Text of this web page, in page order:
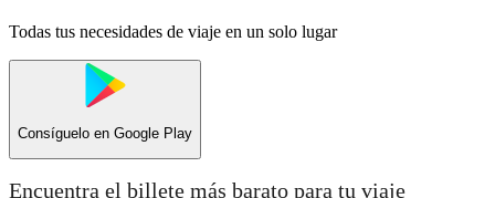
Todas tus necesidades de viaje en un solo lugar
Consíguelo en Google Play
Encuentra el billete más barato para tu viaje